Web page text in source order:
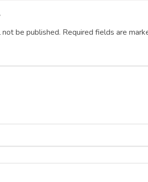
be published. Required fields are